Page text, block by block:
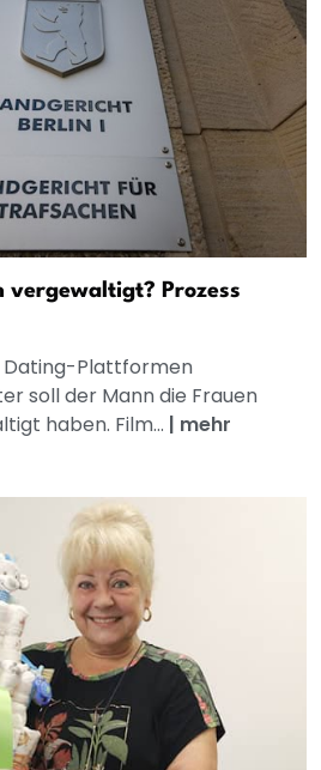
vergewaltigt? Prozess
Dating-Plattformen
soll der Mann die Frauen
haben. Film... | mehr